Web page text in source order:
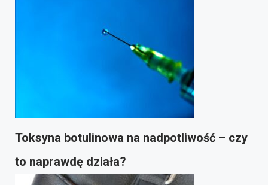
Toksyna botulinowa na nadpotliwość – czy
to naprawdę działa?